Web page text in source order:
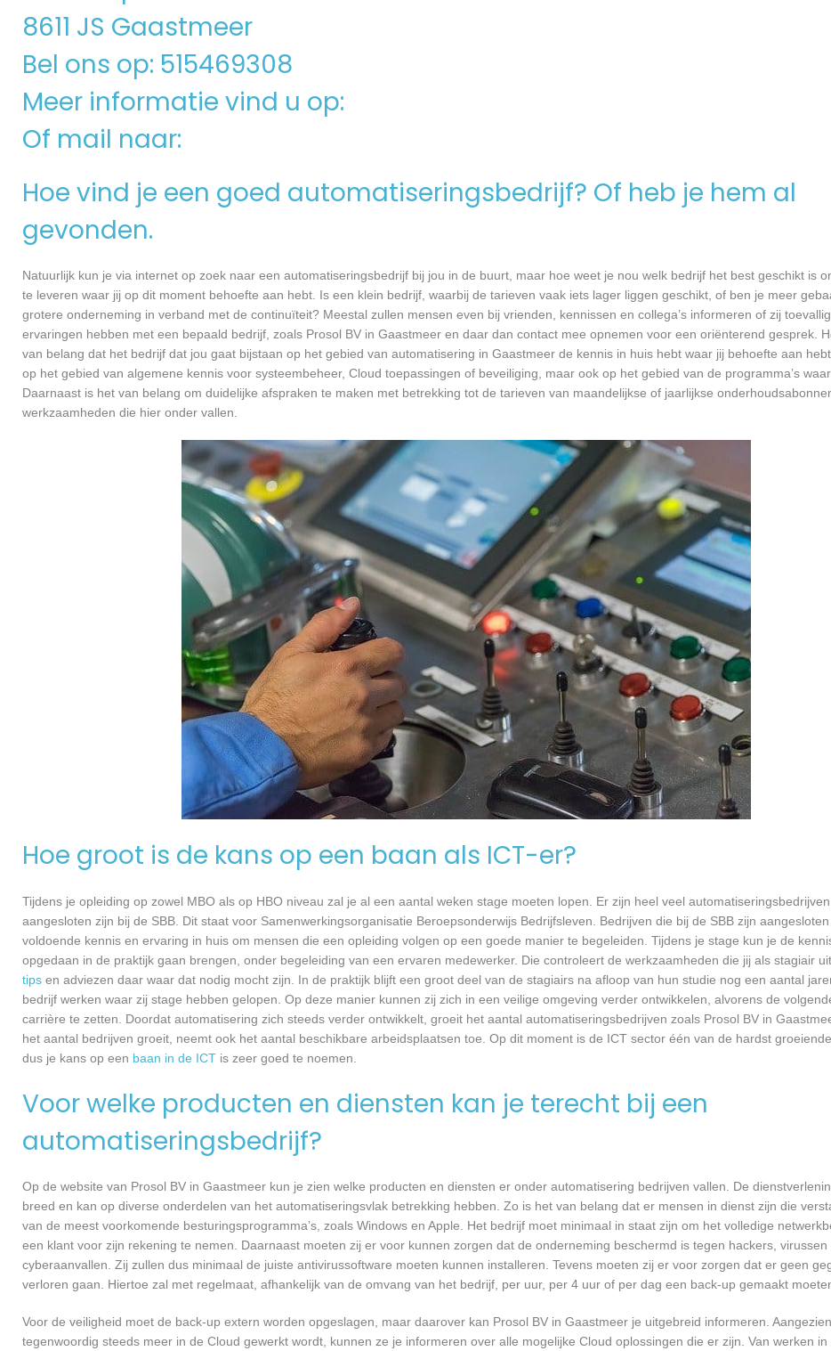
8611 JS Gaastmeer
Bel ons op: 515469308
Meer informatie vind u op:
Of mail naar:
Hoe vind je een goed automatiseringsbedrijf? Of heb je hem al
gevonden.
Natuurlijk kun je via internet op zoek naar een automatiseringsbedrijf bij jou in de buurt, maar hoe weet je nou welk bedrijf het best geschikt is
te leveren waar jij op dit moment behoefte aan hebt. Is een klein bedrijf, waarbij de tarieven vaak iets lager liggen geschikt, of ben je meer
grotere onderneming in verband met de continuïteit? Meestal zullen mensen even bij vrienden, kennissen en collega’s informeren of zij
ervaringen hebben met een bepaald bedrijf, zoals Prosol BV in Gaastmeer en daar dan contact mee opnemen voor een oriënterend gesprek.
van belang dat het bedrijf dat jou gaat bijstaan op het gebied van automatisering in Gaastmeer de kennis in huis hebt waar jij behoefte aan
op het gebied van algemene kennis voor systeembeheer, Cloud toepassingen of beveiliging, maar ook op het gebied van de programma’s
Daarnaast is het van belang om duidelijke afspraken te maken met betrekking tot de tarieven van maandelijkse of jaarlijkse
werkzaamheden die hier onder vallen.
Hoe groot is de kans op een baan als ICT-er?
Tijdens je opleiding op zowel MBO als op HBO niveau zal je al een aantal weken stage moeten lopen. Er zijn heel veel
aangesloten zijn bij de SBB. Dit staat voor Samenwerkingsorganisatie Beroepsonderwijs Bedrijfsleven. Bedrijven die bij de SBB zijn
voldoende kennis en ervaring in huis om mensen die een opleiding volgen op een goede manier te begeleiden. Tijdens je stage kun je de
opgedaan in de praktijk gaan brengen, onder begeleiding van een ervaren medewerker. Die controleert de werkzaamheden die jij als stagiair
tips en adviezen daar waar dat nodig mocht zijn. In de praktijk blijft een groot deel van de stagiairs na afloop van hun studie nog een aantal
bedrijf werken waar zij stage hebben gelopen. Op deze manier kunnen zij zich in een veilige omgeving verder ontwikkelen, alvorens de
carrière te zetten. Doordat automatisering zich steeds verder ontwikkelt, groeit het aantal automatiseringsbedrijven zoals Prosol BV in
het aantal bedrijven groeit, neemt ook het aantal beschikbare arbeidsplaatsen toe. Op dit moment is de ICT sector één van de hardst
dus je kans op een baan in de ICT is zeer goed te noemen.
Voor welke producten en diensten kan je terecht bij een
automatiseringsbedrijf?
Op de website van Prosol BV in Gaastmeer kun je zien welke producten en diensten er onder automatisering bedrijven vallen. De
breed en kan op diverse onderdelen van het automatiseringsvlak betrekking hebben. Zo is het van belang dat er mensen in dienst zijn die
van de meest voorkomende besturingsprogramma’s, zoals Windows en Apple. Het bedrijf moet minimaal in staat zijn om het volledige
een klant voor zijn rekening te nemen. Daarnaast moeten zij er voor kunnen zorgen dat de onderneming beschermd is tegen hackers, virussen
cyberaanvallen. Zij zullen dus minimaal de juiste antivirussoftware moeten kunnen installeren. Tevens moeten zij er voor zorgen dat er geen
verloren gaan. Hiertoe zal met regelmaat, afhankelijk van de omvang van het bedrijf, per uur, per 4 uur of per dag een back-up gemaakt
Voor de veiligheid moet de back-up extern worden opgeslagen, maar daarover kan Prosol BV in Gaastmeer je uitgebreid informeren.
tegenwoordig steeds meer in de Cloud gewerkt wordt, kunnen ze je informeren over alle mogelijke Cloud oplossingen die er zijn. Van werken